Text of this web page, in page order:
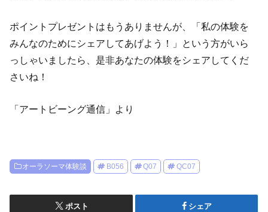
ポイントプレゼントはもうありませんが、「私の体験を
みんなのためにシェアしてあげよう！」という方がいら
っしゃいましたら、是非あなたの体験をシェアしてくだ
さいね！
「アートビーング通信」より
オーラソーマ体験談 B056 Q07 QC07
ポスト シェア